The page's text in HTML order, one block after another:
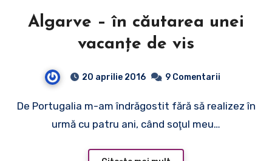
Algarve – în căutarea unei
vacanţe de vis
20 aprilie 2016 9 Comentarii
De Portugalia m-am îndrăgostit fără să realizez în
urmă cu patru ani, când soţul meu…